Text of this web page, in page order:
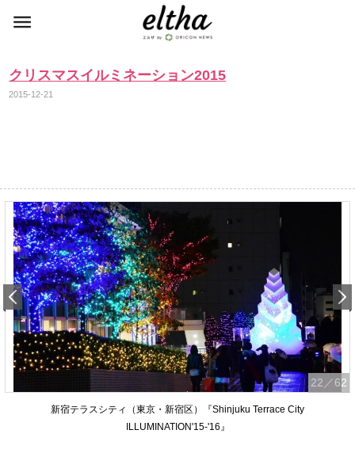
クリスマスイルミネーション2015
2015-12-21
22 ／62
新宿テラスシティ（東京・新宿区）『Shinjuku Terrace City
ILLUMINATION'15-'16』